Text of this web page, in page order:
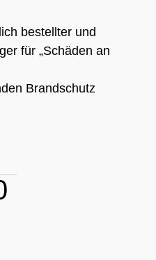
bestellter und
für „Schäden an
Brandschutz